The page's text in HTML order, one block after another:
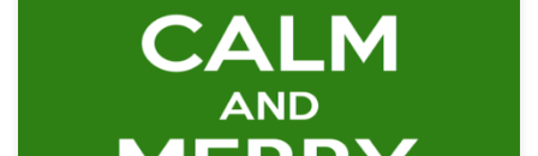
La versione GREEN di Keep Calm and Merry Christmas è tutta
italiana ed è quella preferita in casa un po’ da tutti. Ognuno canta
le sue canzoni preferite: all’Annalisa piace La Sera Dei Miracoli, a
ritroviamo, ognuno con […]